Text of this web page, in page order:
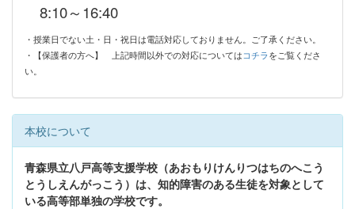
8:10～16:40
・授業日でない土・日・祝日は電話対応しておりません。ご了承ください。
・【保護者の方へ】
上記時間以外での対応については コチラ をご覧くださ
い。
本校について
青森県立八戸高等支援学校（あおもりけんりつはちのへこう
とうしえんがっこう）は、知的障害のある生徒を対象として
いる高等部単独の学校です。